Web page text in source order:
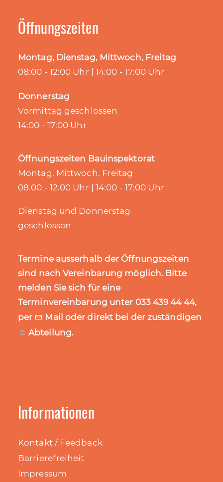
Öffnungszeiten
Montag, Dienstag, Mittwoch, Freitag
08:00 - 12:00 Uhr | 14:00 - 17:00 Uhr
Donnerstag
Vormittag geschlossen
14:00 - 17:00 Uhr
Öffnungszeiten Bauinspektorat
Montag, Mittwoch, Freitag
08.00 - 12.00 Uhr | 14:00 - 17:00 Uhr
Dienstag und Donnerstag
geschlossen
Termine ausserhalb der Öffnungszeiten
sind nach Vereinbarung möglich. Bitte
melden Sie sich für eine
Terminvereinbarung unter 033 439 44 44,
per
Mail oder direkt bei der zuständigen
Abteilung.
Informationen
Kontakt / Feedback
Barrierefreiheit
Impressum